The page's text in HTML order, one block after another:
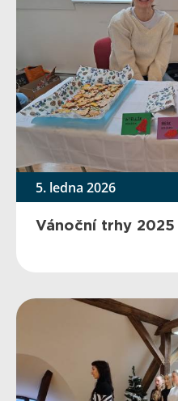
5. ledna 2026
Vánoční trhy 2025